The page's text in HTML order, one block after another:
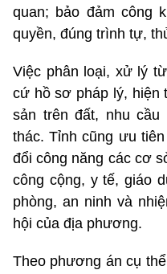
quan; bảo đảm công
quyền, đúng trình tự,
Việc phân loại, xử lý
cứ hồ sơ pháp lý, hiện
sản trên đất, nhu
thác. Tỉnh cũng ưu
đổi công năng các cơ
công cộng, y tế, giáo
phòng, an ninh và
hội của địa phương.
Theo phương án cụ